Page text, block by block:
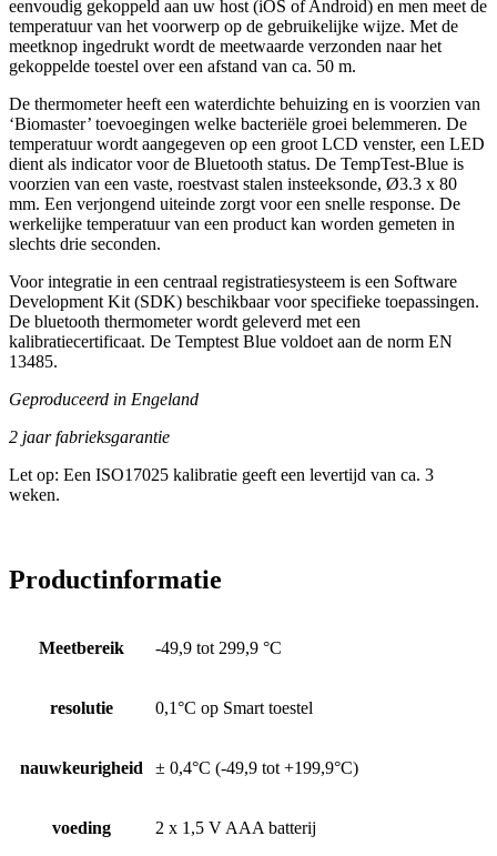
eenvoudig gekoppeld aan uw host (iOS of Android) en men meet de
temperatuur van het voorwerp op de gebruikelijke wijze. Met de
meetknop ingedrukt wordt de meetwaarde verzonden naar het
gekoppelde toestel over een afstand van ca. 50 m.
De thermometer heeft een waterdichte behuizing en is voorzien van
‘Biomaster’ toevoegingen welke bacteriële groei belemmeren. De
temperatuur wordt aangegeven op een groot LCD venster, een LED
dient als indicator voor de Bluetooth status. De TempTest-Blue is
voorzien van een vaste, roestvast stalen insteeksonde, Ø3.3 x 80
mm. Een verjongend uiteinde zorgt voor een snelle response. De
werkelijke temperatuur van een product kan worden gemeten in
slechts drie seconden.
Voor integratie in een centraal registratiesysteem is een Software
Development Kit (SDK) beschikbaar voor specifieke toepassingen.
De bluetooth thermometer wordt geleverd met een
kalibratiecertificaat. De Temptest Blue voldoet aan de norm EN
13485.
Geproduceerd in Engeland
2 jaar fabrieksgarantie
Let op: Een ISO17025 kalibratie geeft een levertijd van ca. 3
weken.
Productinformatie
Meetbereik -49,9 tot 299,9 °C
resolutie 0,1°C op Smart toestel
nauwkeurigheid ± 0,4°C (-49,9 tot +199,9°C)
voeding 2 x 1,5 V AAA batterij